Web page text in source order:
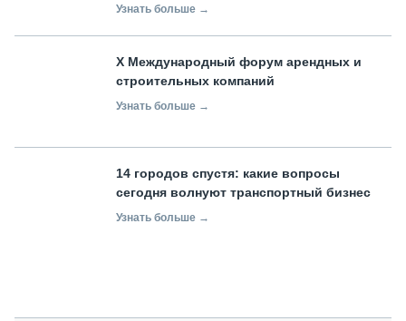
Узнать больше →
X Международный форум арендных и
строительных компаний
Узнать больше →
14 городов спустя: какие вопросы
сегодня волнуют транспортный бизнес
Узнать больше →